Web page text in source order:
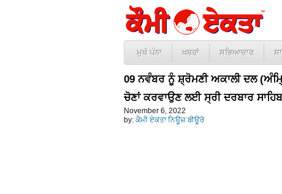
ਮੁਖੱ ਪੰਨਾ ਖ਼ਬਰਾਂ ਸਭਿਆਚਾਰ
09 ਨਵੰਬਰ ਨੂੰ ਸ਼੍ਰੋਮਣੀ ਅਕਾਲੀ ਦਲ
ਚੋਣਾਂ ਕਰਵਾਉਣ ਲਈ ਸ੍ਰੀ ਦਰਬਾਰ
November 6, 2022
by: ਕੌਮੀ ਏਕਤਾ ਨਿਊਜ਼ ਬੀਊਰੋ